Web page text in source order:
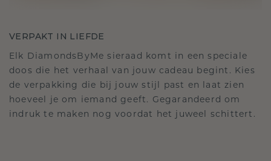
VERPAKT IN LIEFDE
Elk DiamondsByMe sieraad komt in een speciale
doos die het verhaal van jouw cadeau begint. Kies
de verpakking die bij jouw stijl past en laat zien
hoeveel je om iemand geeft. Gegarandeerd om
indruk te maken nog voordat het juweel schittert.